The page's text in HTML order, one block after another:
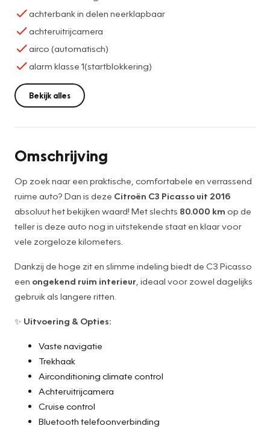
achterbank in delen neerklapbaar
achteruitrijcamera
airco (automatisch)
alarm klasse 1(startblokkering)
Bekijk alles
Omschrijving
Op zoek naar een praktische, comfortabele en verrassend
ruime auto? Dan is deze Citroën C3 Picasso uit 2016
absoluut het bekijken waard! Met slechts 80.000 km op de
teller is deze auto nog in uitstekende staat en klaar voor
vele zorgeloze kilometers.
Dankzij de hoge zit en slimme indeling biedt de C3 Picasso
een ongekend ruim interieur , ideaal voor zowel dagelijks
gebruik als langere ritten.
✨ Uitvoering & Opties:
Vaste navigatie
Trekhaak
Airconditioning climate control
Achteruitrijcamera
Cruise control
Bluetooth telefoonverbinding